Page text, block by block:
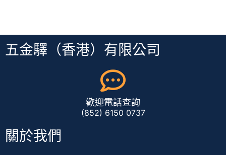
五金驛（香港）有限公司
歡迎電話查詢
(852) 6150 0737
關於我們